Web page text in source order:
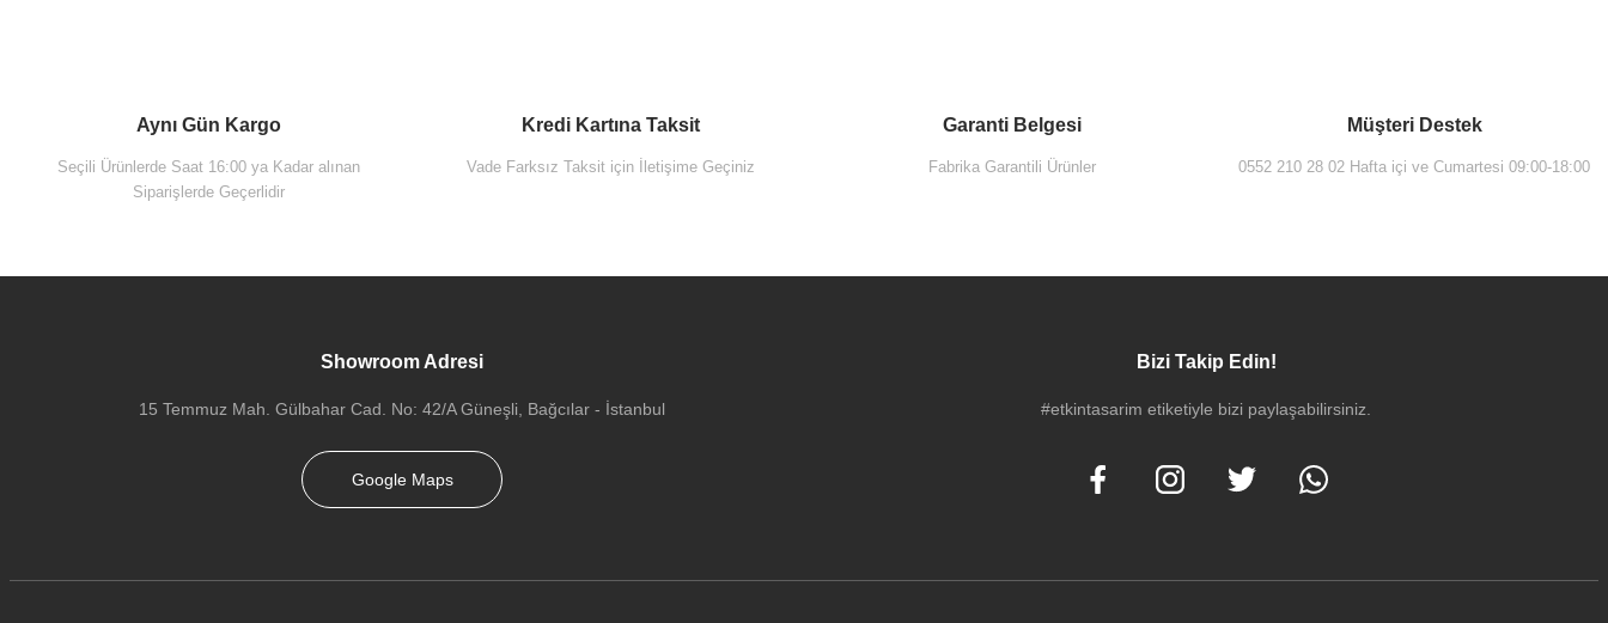
Aynı Gün Kargo
Seçili Ürünlerde Saat 16:00 ya Kadar alınan
Siparişlerde Geçerlidir
Kredi Kartına Taksit
Vade Farksız Taksit için İletişime Geçiniz
Garanti Belgesi
Fabrika Garantili Ürünler
Müşteri Destek
0552 210 28 02 Hafta içi ve Cumartesi 09:00-18:00
Showroom Adresi
15 Temmuz Mah. Gülbahar Cad. No: 42/A Güneşli, Bağcılar - İstanbul
Google Maps
Bizi Takip Edin!
#etkintasarim etiketiyle bizi paylaşabilirsiniz.